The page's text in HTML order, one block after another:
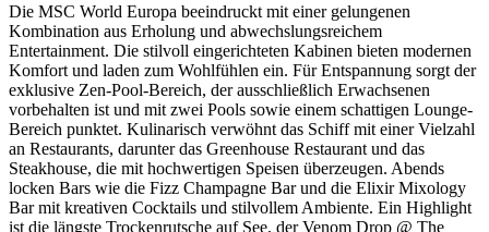
Die MSC World Europa beeindruckt mit einer gelungenen
Kombination aus Erholung und abwechslungsreichem
Entertainment. Die stilvoll eingerichteten Kabinen bieten modernen
Komfort und laden zum Wohlfühlen ein. Für Entspannung sorgt der
exklusive Zen-Pool-Bereich, der ausschließlich Erwachsenen
vorbehalten ist und mit zwei Pools sowie einem schattigen Lounge-
Bereich punktet. Kulinarisch verwöhnt das Schiff mit einer Vielzahl
an Restaurants, darunter das Greenhouse Restaurant und das
Steakhouse, die mit hochwertigen Speisen überzeugen. Abends
locken Bars wie die Fizz Champagne Bar und die Elixir Mixology
Bar mit kreativen Cocktails und stilvollem Ambiente. Ein Highlight
ist die längste Trockenrutsche auf See, der Venom Drop @ The